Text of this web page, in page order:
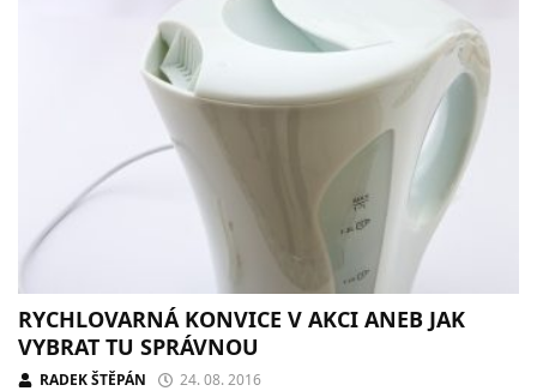
RYCHLOVARNÁ KONVICE V AKCI ANEB JAK
VYBRAT TU SPRÁVNOU
RADEK ŠTĚPÁN 24. 08. 2016